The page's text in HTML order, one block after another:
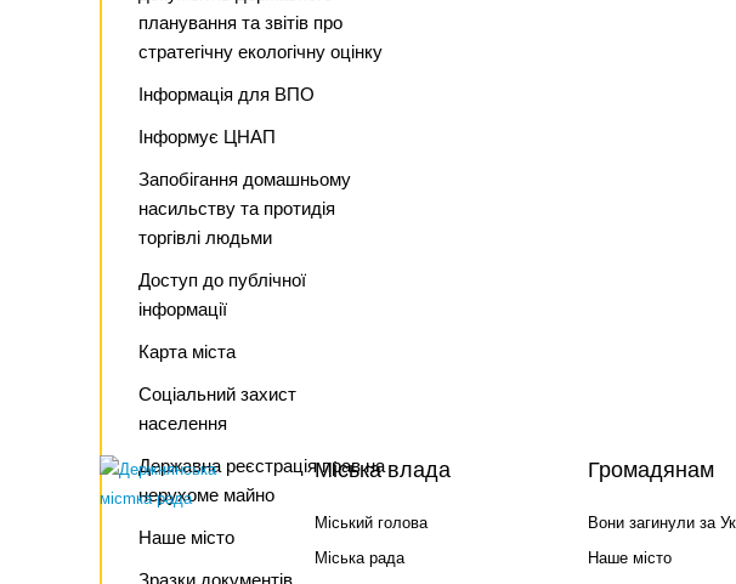
планування та звітів про
стратегічну екологічну оцінку
Інформація для ВПО
Інформує ЦНАП
Запобігання домашньому
насильству та протидія
торгівлі людьми
Доступ до публічної
інформації
Карта міста
Соціальний захист
населення
Державна реєстрація прав на
нерухоме майно
Наше місто
Зразки документів
Міська влада
Міський голова
Міська рада
Громадянам
Вони загинули за
Наше місто